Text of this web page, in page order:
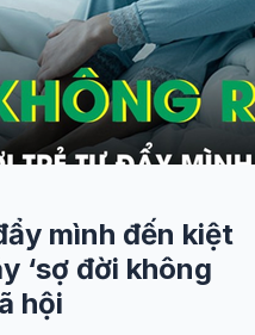
mình đến kiệt
‘sợ đời không
hội